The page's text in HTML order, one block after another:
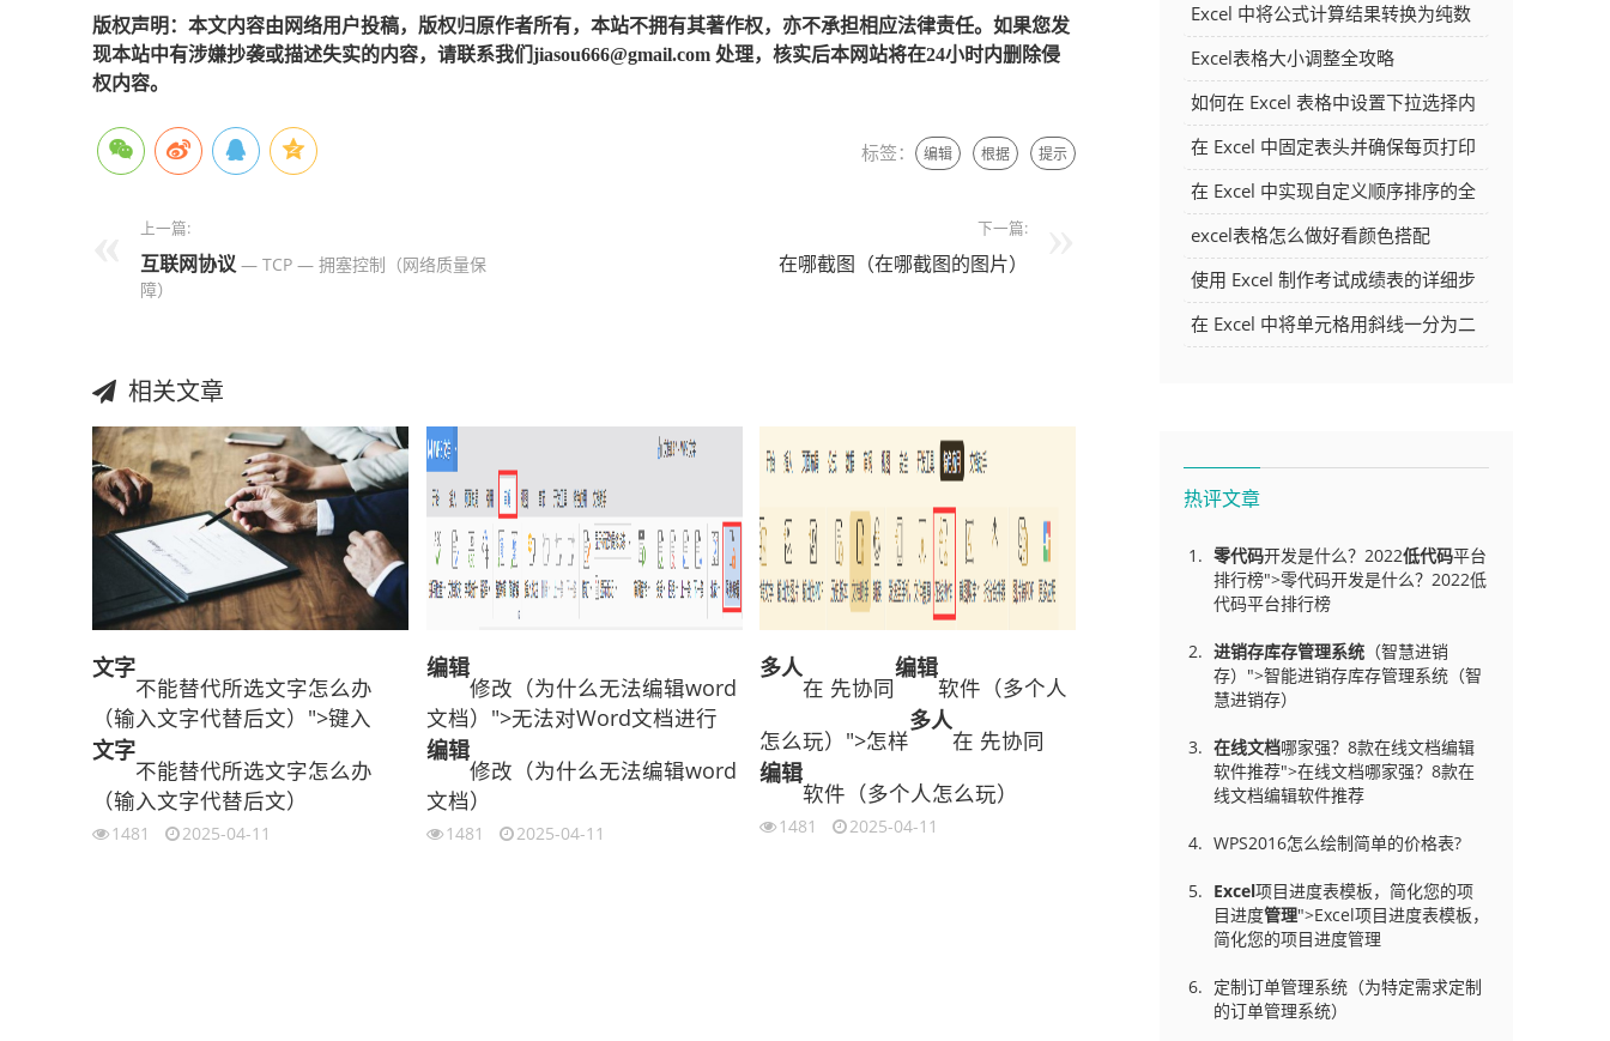
版权声明：本文内容由网络用户投稿，版权归原作者所有，本站不拥有其著作权，亦不承担相应法律责任。如果您发
现本站中有涉嫌抄袭或描述失实的内容，请联系我们jiasou666@gmail.com 处理，核实后本网站将在24小时内删除侵
权内容。
标签： 编辑 根据 提示
上一篇:
互联网协议 — TCP — 拥塞控制（网络质量保
障）
下一篇:
在哪截图（在哪截图的图片）
相关文章
文字
不能替代所选文字怎么办
（输入文字代替后文）">键入
文字
不能替代所选文字怎么办
（输入文字代替后文）
1481 2025-04-11
编辑
修改（为什么无法编辑word
文档）">无法对Word文档进行
编辑
修改（为什么无法编辑word
文档）
1481 2025-04-11
多人
在 先协同
编辑
软件（多个人
怎么玩）">怎样
多人
在 先协同
编辑
软件（多个人怎么玩）
1481 2025-04-11
解析
Excel 中将公式计算结果转换为纯数
字的多种方法
Excel表格大小调整全攻略
如何在 Excel 表格中设置下拉选择内
容
在 Excel 中固定表头并确保每页打印
时都显示表头的方法详解
在 Excel 中实现自定义顺序排序的全
面指南
excel表格怎么做好看颜色搭配
使用 Excel 制作考试成绩表的详细步
骤及技巧
在 Excel 中将单元格用斜线一分为二
热评文章
零代码开发是什么？2022低代码平台
排行榜">零代码开发是什么？2022低
代码平台排行榜
进销存库存管理系统 （智慧进销
存）">智能进销存库存管理系统（智
慧进销存）
在线文档哪家强？8款在线文档编辑
软件推荐">在线文档哪家强？8款在
线文档编辑软件推荐
WPS2016怎么绘制简单的价格表?
Excel项目进度表模板，简化您的项
目进度管理">Excel项目进度表模板，
简化您的项目进度管理
定制订单管理系统（为特定需求定制
的订单管理系统）